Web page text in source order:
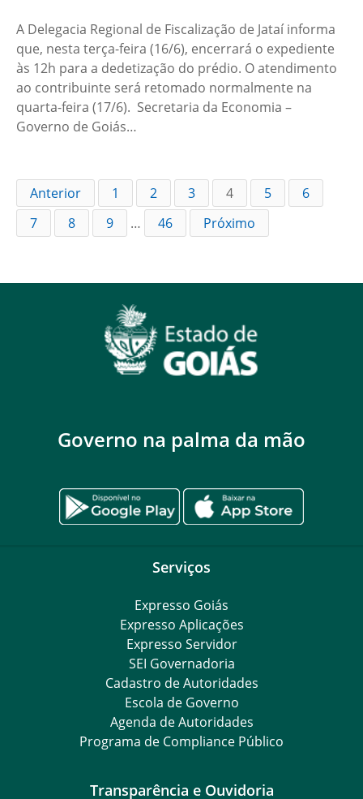
A Delegacia Regional de Fiscalização de Jataí informa
que, nesta terça-feira (16/6), encerrará o expediente
às 12h para a dedetização do prédio. O atendimento
ao contribuinte será retomado normalmente na
quarta-feira (17/6). Secretaria da Economia –
Governo de Goiás…
Anterior 1 2 3 4 5
6
7
8 9 … 46 Próximo
Governo na palma da mão
Serviços
Expresso Goiás
Expresso Aplicações
Expresso Servidor
SEI Governadoria
Cadastro de Autoridades
Escola de Governo
Agenda de Autoridades
Programa de Compliance Público
Transparência e Ouvidoria